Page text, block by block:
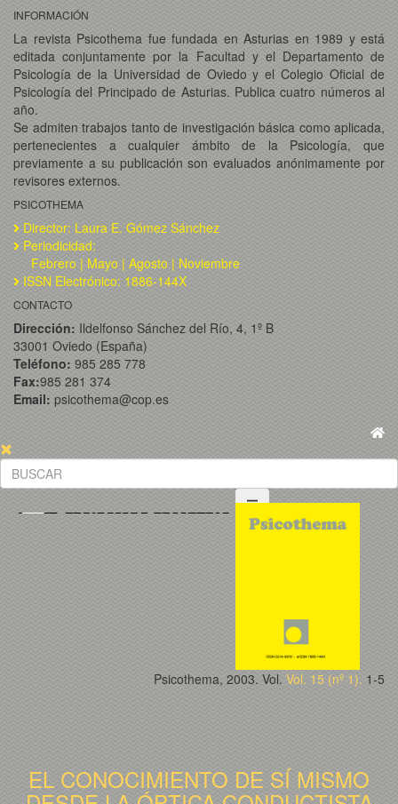
INFORMACIÓN
La revista Psicothema fue fundada en Asturias en 1989 y está
editada conjuntamente por la Facultad y el Departamento de
Psicología de la Universidad de Oviedo y el Colegio Oficial de
Psicología del Principado de Asturias. Publica cuatro números al
año.
Se admiten trabajos tanto de investigación básica como aplicada,
pertenecientes a cualquier ámbito de la Psicología, que
previamente a su publicación son evaluados anónimamente por
revisores externos.
PSICOTHEMA
Director: Laura E. Gómez Sánchez
Periodicidad:
Febrero | Mayo | Agosto | Noviembre
ISSN Electrónico: 1886-144X
CONTACTO
Dirección: Ildelfonso Sánchez del Río, 4, 1º B
33001 Oviedo (España)
Teléfono: 985 285 778
Fax:985 281 374
Email: psicothema@cop.es
Psicothema, 2003. Vol. Vol. 15 (nº 1). 1-5
EL CONOCIMIENTO DE SÍ MISMO